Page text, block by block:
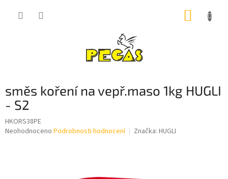
směs koření na vepř.maso 1kg HUGLI
- S2
HKORS38PE
Průměrné
Neohodnoceno Podrobnosti hodnocení Značka: HUGLI